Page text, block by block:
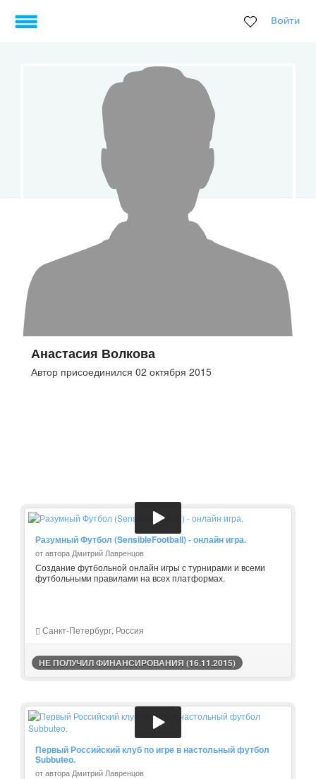
Войти
Анастасия Волкова
Автор присоединился 02 октября 2015
Разумный Футбол (SensibleFootball) - онлайн игра.
от автора Дмитрий Лавренцов
Создание футбольной онлайн игры с турнирами и всеми
футбольными правилами на всех платформах.
Санкт-Петербург, Россия
НЕ ПОЛУЧИЛ ФИНАНСИРОВАНИЯ (16.11.2015)
Первый Российский клуб по игре в настольный футбол
Subbuteo.
от автора Дмитрий Лавренцов